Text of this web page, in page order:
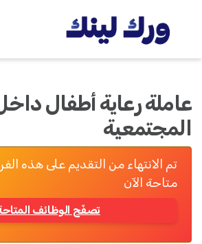
عاملة رعاية أطفال
المجتمعية
تم الانتهاء من التقديم على هذه
متاحة الآن
تصفّح الوظائف